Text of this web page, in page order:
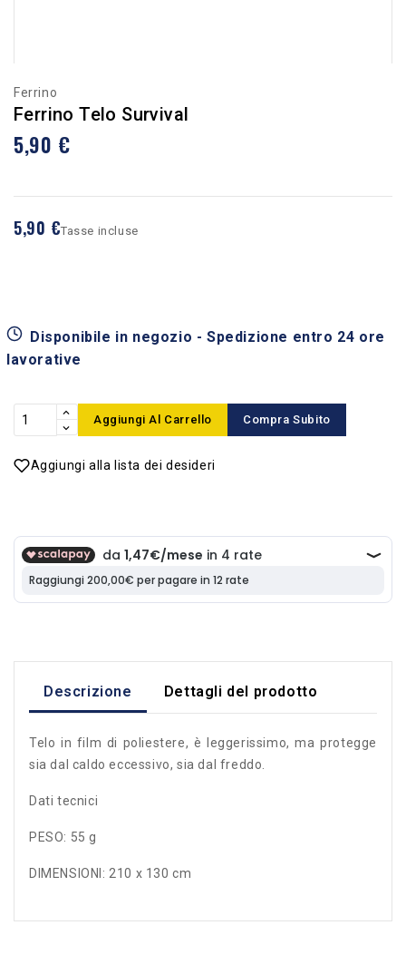
Ferrino
Ferrino Telo Survival
5,90 €
5,90 €Tasse incluse
Disponibile in negozio - Spedizione entro 24 ore
lavorative
Aggiungi Al Carrello Compra Subito
Aggiungi alla lista dei desideri
Descrizione Dettagli del prodotto
Telo in film di poliestere, è leggerissimo, ma protegge
sia dal caldo eccessivo, sia dal freddo.
Dati tecnici
PESO: 55 g
DIMENSIONI: 210 x 130 cm